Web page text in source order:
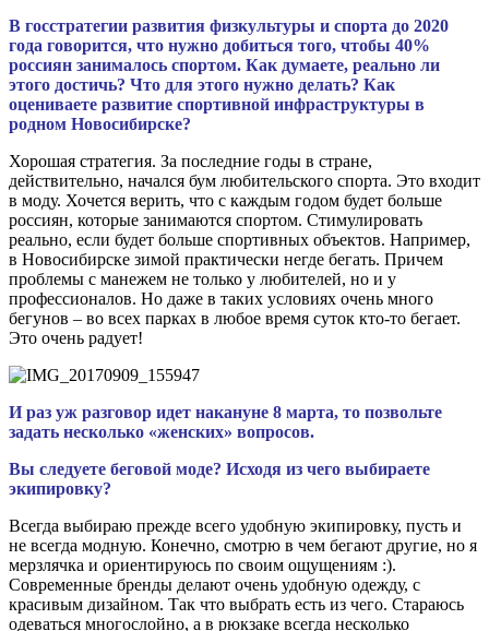
В госстратегии развития физкультуры и спорта до 2020
года говорится, что нужно добиться того, чтобы 40%
россиян занималось спортом. Как думаете, реально ли
этого достичь? Что для этого нужно делать? Как
оцениваете развитие спортивной инфраструктуры в
родном Новосибирске?
Хорошая стратегия. За последние годы в стране,
действительно, начался бум любительского спорта. Это входит
в моду. Хочется верить, что с каждым годом будет больше
россиян, которые занимаются спортом. Стимулировать
реально, если будет больше спортивных объектов. Например,
в Новосибирске зимой практически негде бегать. Причем
проблемы с манежем не только у любителей, но и у
профессионалов. Но даже в таких условиях очень много
бегунов – во всех парках в любое время суток кто-то бегает.
Это очень радует!
И раз уж разговор идет накануне 8 марта, то позвольте
задать несколько «женских» вопросов.
Вы следуете беговой моде? Исходя из чего выбираете
экипировку?
Всегда выбираю прежде всего удобную экипировку, пусть и
не всегда модную. Конечно, смотрю в чем бегают другие, но я
мерзлячка и ориентируюсь по своим ощущениям :).
Современные бренды делают очень удобную одежду, с
красивым дизайном. Так что выбрать есть из чего. Стараюсь
одеваться многослойно, а в рюкзаке всегда несколько